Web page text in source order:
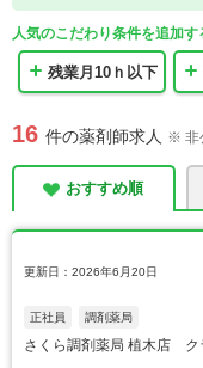
人気のこだわり条件を追加す
残業月10ｈ以下
16 件の薬剤師求人 ※ 非
おすすめ順
更新日：2026年6月20日
正社員 調剤薬局
さくら調剤薬局 植木店 ク